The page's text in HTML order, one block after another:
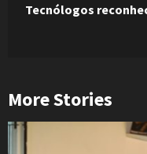
Tecnólogos
More Stories